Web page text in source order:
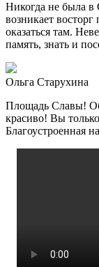
Никогда не была в
возникает
оказаться там.
память, знать и
Ольга Старухина
Площадь Славы!
красиво! Вы
Благоустроенная